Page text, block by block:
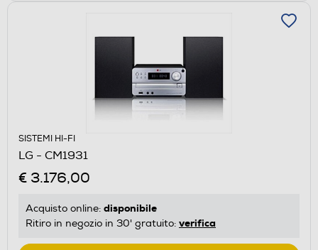
SISTEMI HI-FI
LG - CM1931
€ 3.176,00
Acquisto online: disponibile
Ritiro in negozio in 30' gratuito: verifica